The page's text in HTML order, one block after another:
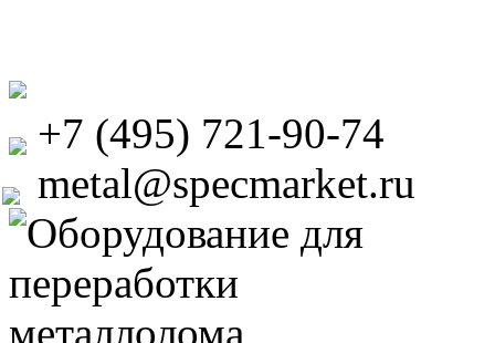
+7 (495) 721-90-74
metal@specmarket.ru